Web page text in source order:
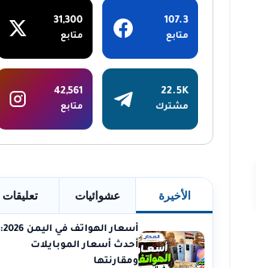
107.3
متابع
31,300
متابع
22.5K
مشترك
42,561
متابع
الأخيرة عشوائيات تعليقات
أسعار الهواتف في اليمن 2026:
أحدث أسعار الموبايلات
ومقارنتها